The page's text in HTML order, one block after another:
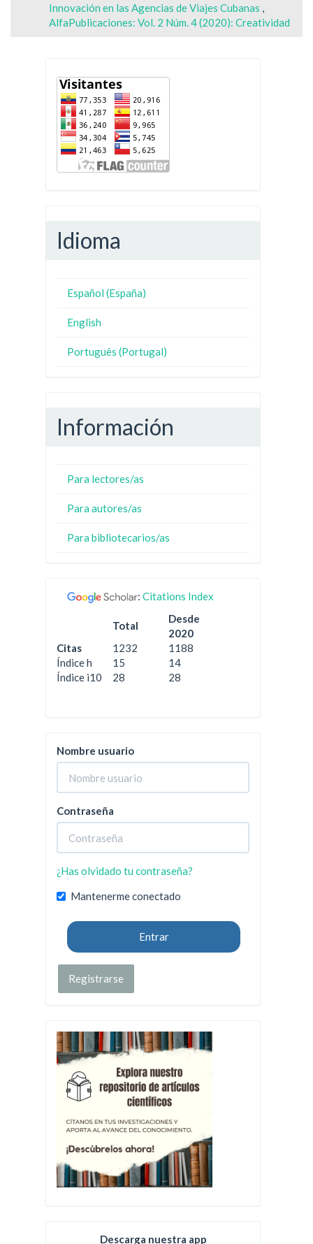
Innovación en las Agencias de Viajes Cubanas ,
AlfaPublicaciones: Vol. 2 Núm. 4 (2020): Creatividad
Idioma
Español (España)
English
Português (Portugal)
Información
Para lectores/as
Para autores/as
Para bibliotecarios/as
: Citations Index
Total
Desde
2020
Citas
1232
1188
Índice h
15
14
Índice i10
28 28
Nombre usuario
Contraseña
¿Has olvidado tu contraseña?
Mantenerme conectado
Entrar
Registrarse
Descarga nuestra app